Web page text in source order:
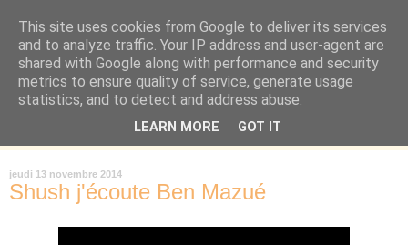
Là où je suis née
"Les temps sont durs pour les rêveurs" mais shush shush,
j'ai le cœur à l'affût et j'ouvre mon carnet de peau. « Soyez
vous-même, tous les autres sont déjà pris. » Oscar Wilde
jeudi 13 novembre 2014
Shush j'écoute Ben Mazué
This site uses cookies from Google to deliver its services
and to analyze traffic. Your IP address and user-agent are
shared with Google along with performance and security
metrics to ensure quality of service, generate usage
statistics, and to detect and address abuse.
LEARN MORE GOT IT